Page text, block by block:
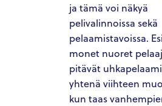
ja tämä voi näkyä
pelivalinnoissa sekä
pelaamistavoissa.
monet nuoret
pitävät
yhtenä viihteen
kun taas